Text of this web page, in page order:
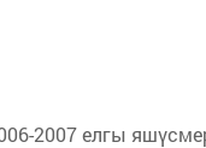
2007 елгы